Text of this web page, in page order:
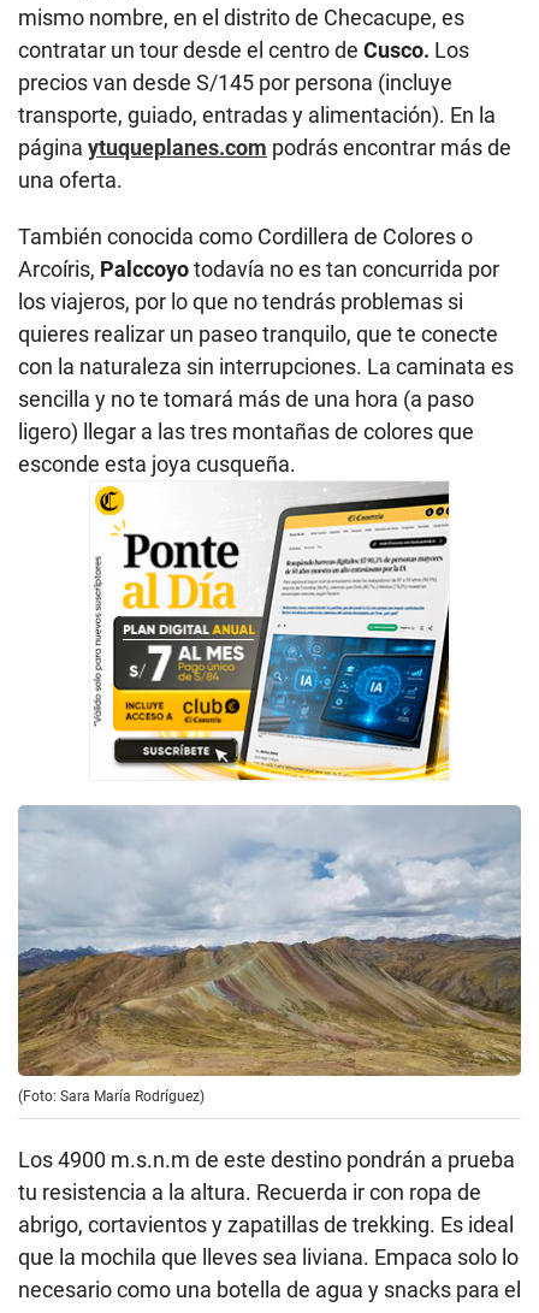
mismo nombre, en el distrito de Checacupe, es
contratar un tour desde el centro de Cusco. Los
precios van desde S/145 por persona (incluye
transporte, guiado, entradas y alimentación). En la
página ytuqueplanes.com podrás encontrar más de
una oferta.
También conocida como Cordillera de Colores o
Arcoíris, Palccoyotodavía no es tan concurrida por
los viajeros, por lo que no tendrás problemas si
quieres realizar un paseo tranquilo, que te conecte
con la naturaleza sin interrupciones. La caminata es
sencilla y no te tomará más de una hora (a paso
ligero) llegar a las tres montañas de colores que
esconde esta joya cusqueña.
(Foto: Sara María Rodríguez)
Los 4900 m.s.n.m de este destino pondrán a prueba
tu resistencia a la altura. Recuerda ir con ropa de
abrigo, cortavientos y zapatillas de trekking. Es ideal
que la mochila que lleves sea liviana. Empaca solo lo
necesario como una botella de agua y snacks para el